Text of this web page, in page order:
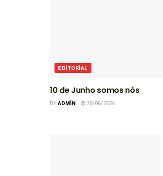
EDITORIAL
10 de Junho somos nós
BYADMIN 20/06/2026